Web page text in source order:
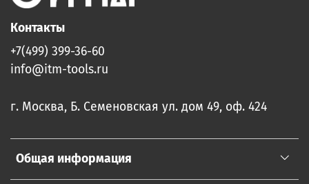
Общая информация
Контакты
+7(499) 399-36-60
info@itm-tools.ru
г. Москва, Б. Семеновская ул. дом 49, оф. 424